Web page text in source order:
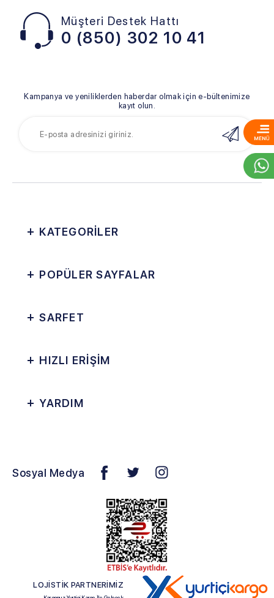
Müşteri Destek Hattı
0 (850) 302 10 41
Kampanya ve yeniliklerden haberdar olmak için e-bültenimize
kayıt olun.
KATEGORİLER
POPÜLER SAYFALAR
SARFET
HIZLI ERİŞİM
YARDIM
Sosyal Medya
LOJİSTİK PARTNERİMİZ